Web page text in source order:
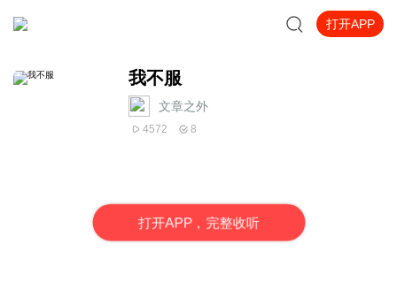
打开APP
我不服
文章之外
4572 8
打开APP，完整收听